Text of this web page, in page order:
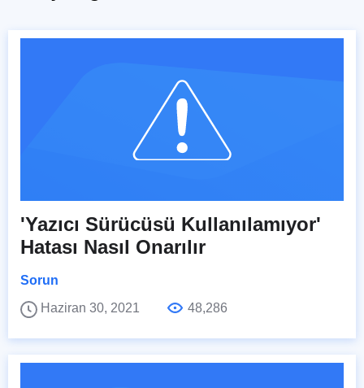
'Yazıcı Sürücüsü Kullanılamıyor'
Hatası Nasıl Onarılır
Sorun
Haziran 30, 2021
48,286